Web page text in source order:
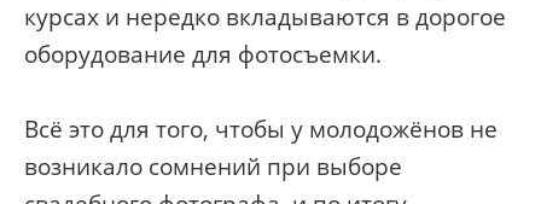
курсах и нередко вкладываются в дорогое
оборудование для фотосъемки.
Всё это для того, чтобы у молодожёнов не
возникало сомнений при выборе